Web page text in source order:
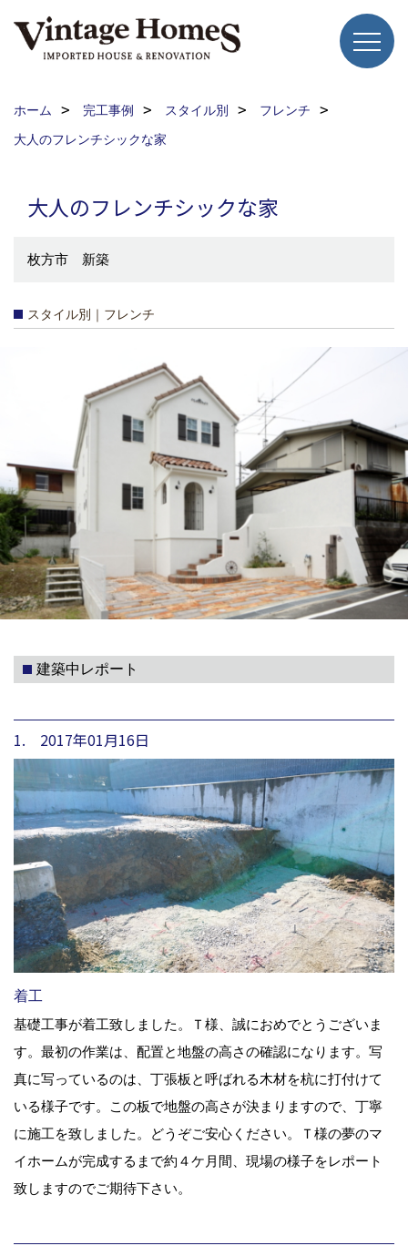
ホーム 完工事例 スタイル別
フレンチ
大人のフレンチシックな家
大人のフレンチシックな家
枚方市 新築
スタイル別｜フレンチ
建築中レポート
1. 2017年01月16日
着工
基礎工事が着工致しました。Ｔ様、誠におめでとうございま
す。最初の作業は、配置と地盤の高さの確認になります。写
真に写っているのは、丁張板と呼ばれる木材を杭に打付けて
いる様子です。この板で地盤の高さが決まりますので、丁寧
に施工を致しました。どうぞご安心ください。Ｔ様の夢のマ
イホームが完成するまで約４ケ月間、現場の様子をレポート
致しますのでご期待下さい。